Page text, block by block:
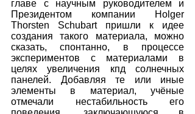
главе с научным руководителем и
Президентом компании Holger
Thorsten Schubart пришли к идее
создания такого материала, можно
сказать, спонтанно, в процессе
экспериментов с материалами в
целях увеличения кпд солнечных
панелей. Добавляя те или иные
элементы в материал, учёные
отмечали нестабильность его